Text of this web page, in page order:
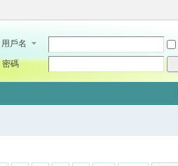
用戶名
密碼